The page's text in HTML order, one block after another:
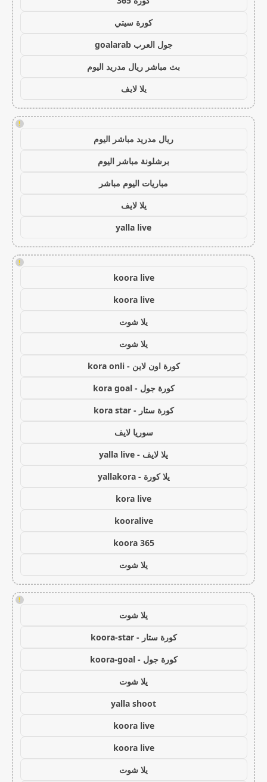
كورة سيتي
جول العرب goalarab
بث مباشر ريال مدريد اليوم
يلا لايف
!
ريال مدريد مباشر اليوم
برشلونة مباشر اليوم
مباريات اليوم مباشر
يلا لايف
yalla live
!
koora live
koora live
يلا شوت
يلا شوت
كورة اون لاين - kora onli
كورة جول - kora goal
كورة ستار - kora star
سوريا لايف
يلا لايف - yalla live
يلا كورة - yallakora
kora live
kooralive
koora 365
يلا شوت
!
يلا شوت
كورة ستار - koora-star
كورة جول - koora-goal
يلا شوت
yalla shoot
koora live
koora live
يلا شوت